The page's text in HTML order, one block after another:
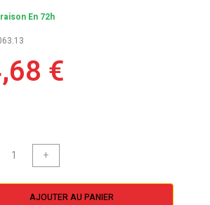
En 72h
€
+
AJOUTER AU PANIER